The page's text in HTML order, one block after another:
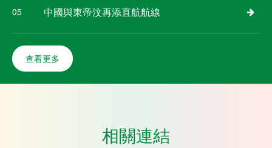
05 中國與東帝汶再添直航航線
查看更多
相關連結